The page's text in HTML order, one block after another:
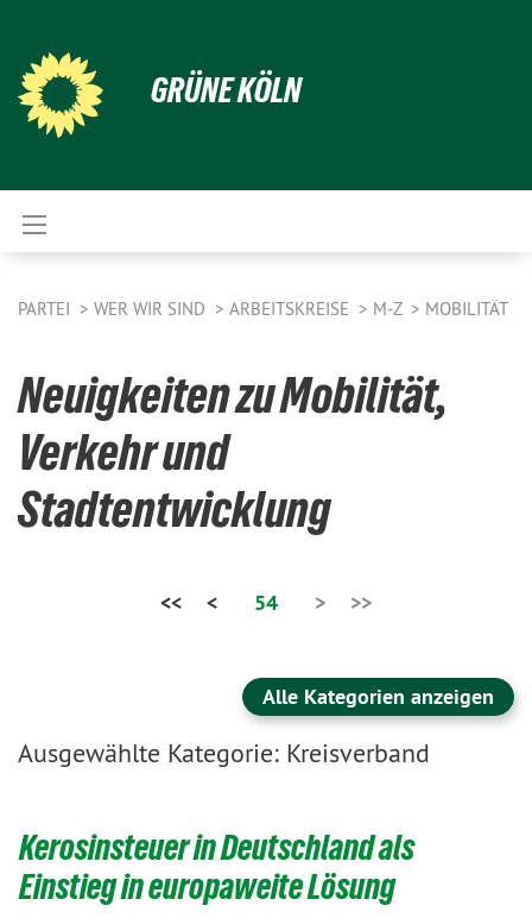
GRÜNE KÖLN
PARTEI WER WIR SIND ARBEITSKREISE M-Z MOBILITÄT
Neuigkeiten zu Mobilität,
Verkehr und
Stadtentwicklung
<< < 54 > >>
Alle Kategorien anzeigen
Ausgewählte Kategorie: Kreisverband
Kerosinsteuer in Deutschland als
Einstieg in europaweite Lösung